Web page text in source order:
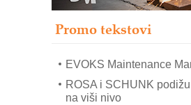
Promo tekstovi
Sigurnije ispitivanje
solarnim elektranama i
EVOKS Maintenance
ROSA i SCHUNK
na viši nivo